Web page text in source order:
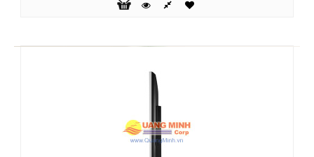
Chi tiết hình ảnh thêm rõ nét và tự nhiênclear-resolution:
ngoạn mục với công nghệ nâng cao độ phân giải rõ nét -
Clear Resolution Enhancer. Giảm nhiễu tối ưu, cùng với
hình ảnh tự nhiên, cung cấp một chiều sâu ảnh thực và chi
tiết cho bạn trải nghiệm Chuẩn tru..